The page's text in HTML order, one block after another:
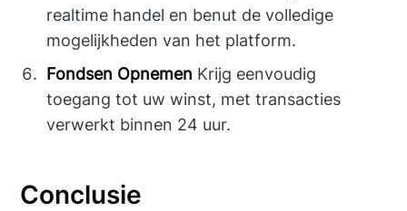
realtime handel en benut de volledige
mogelijkheden van het platform.
Fondsen Opnemen Krijg eenvoudig
toegang tot uw winst, met transacties
verwerkt binnen 24 uur.
Conclusie